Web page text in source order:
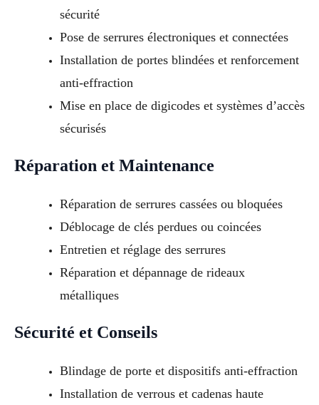
sécurité
Pose de serrures électroniques et connectées
Installation de portes blindées et renforcement
anti-effraction
Mise en place de digicodes et systèmes d’accès
sécurisés
Réparation et Maintenance
Réparation de serrures cassées ou bloquées
Déblocage de clés perdues ou coincées
Entretien et réglage des serrures
Réparation et dépannage de rideaux
métalliques
Sécurité et Conseils
Blindage de porte et dispositifs anti-effraction
Installation de verrous et cadenas haute